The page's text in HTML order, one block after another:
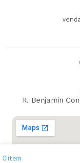
R. Benjamin
0item